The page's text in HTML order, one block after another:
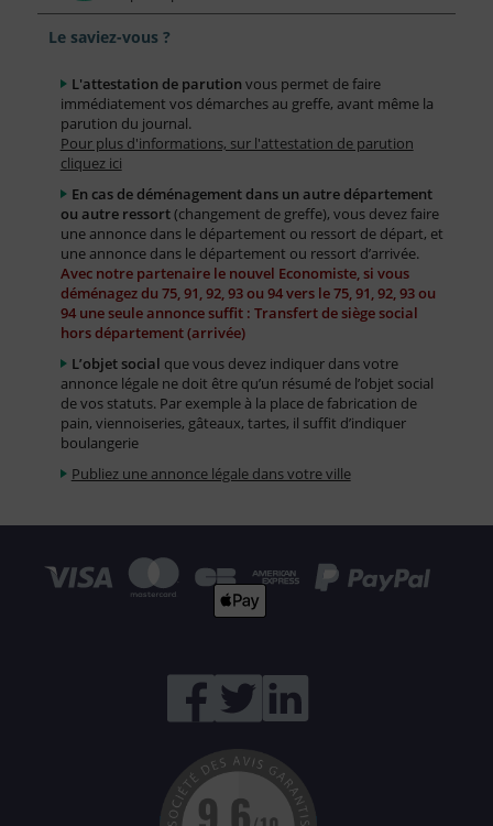
Le saviez-vous ?
L'attestation de parution vous permet de faire
immédiatement vos démarches au greffe, avant même la
parution du journal.
Pour plus d'informations, sur l'attestation de parution
cliquez ici
En cas de déménagement dans un autre département
ou autre ressort(changement de greffe), vous devez faire
une annonce dans le département ou ressort de départ, et
une annonce dans le département ou ressort d’arrivée.
Avec notre partenaire le nouvel Economiste, si vous
déménagez du 75, 91, 92, 93 ou 94 vers le 75, 91, 92, 93 ou
94 une seule annonce suffit : Transfert de siège social
hors département (arrivée)
L’objet social que vous devez indiquer dans votre
annonce légale ne doit être qu’un résumé de l’objet social
de vos statuts. Par exemple à la place de fabrication de
pain, viennoiseries, gâteaux, tartes, il suffit d’indiquer
boulangerie
Publiez une annonce légale dans votre ville